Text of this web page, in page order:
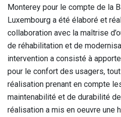
Monterey pour le compte de la
Luxembourg a été élaboré et
collaboration avec la maîtrise
de réhabilitation et de
intervention a consisté à
pour le confort des usagers,
réalisation prenant en compte
maintenabilité et de durabilité
réalisation a mis en oeuvre une